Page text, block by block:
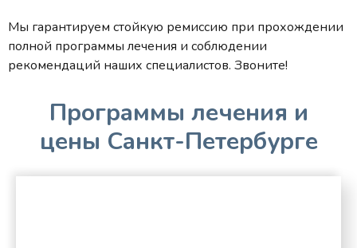
Мы гарантируем стойкую ремиссию при прохождении
полной программы лечения и соблюдении
рекомендаций наших специалистов. Звоните!
Программы лечения и
цены Санкт-Петербурге